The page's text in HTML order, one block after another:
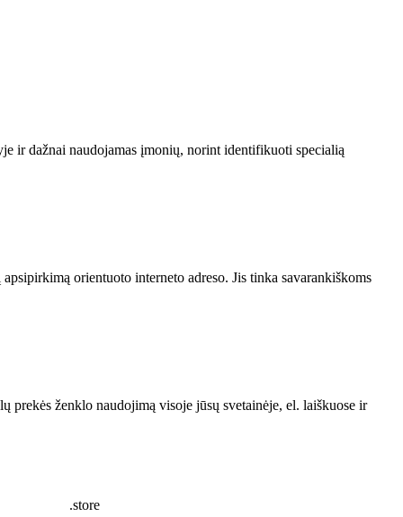
ir dažnai naudojamas įmonių, norint identifikuoti specialią
orientuoto interneto adreso. Jis tinka savarankiškoms
prekės ženklo naudojimą visoje jūsų svetainėje, el. laiškuose ir
.store